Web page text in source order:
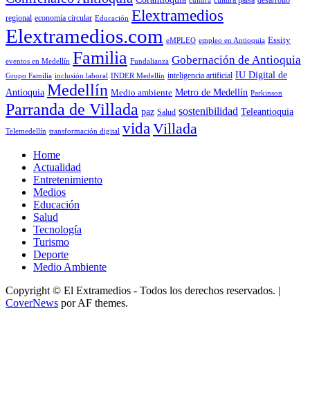
regional economía circular Educación Elextramedios
Elextramedios.com eMPLEO empleo en Antioquia Essity
eventos en Medellín Familia Fundalianza Gobernación de Antioquia
Grupo Familia inclusión laboral INDER Medellín inteligencia artificial IU Digital de
Antioquia Medellín Medio ambiente Metro de Medellín Parkinson
Parranda de Villada paz Salud sostenibilidad Teleantioquia
Telemedellín transformación digital vidaVillada
Home
Actualidad
Entretenimiento
Medios
Educación
Salud
Tecnología
Turismo
Deporte
Medio Ambiente
Copyright © El Extramedios - Todos los derechos reservados. |
CoverNews por AF themes.